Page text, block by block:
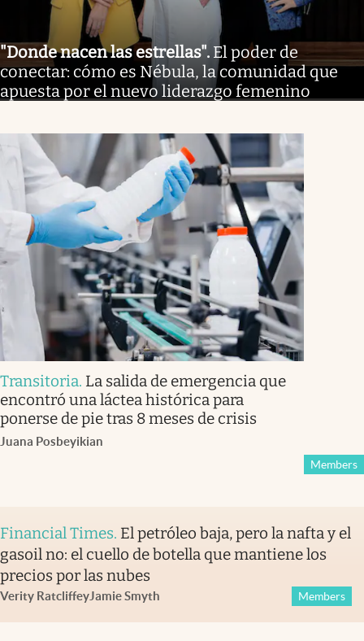
"Donde nacen las estrellas". El poder de
conectar: cómo es Nébula, la comunidad que
apuesta por el nuevo liderazgo femenino
Transitoria. La salida de emergencia que
encontró una láctea histórica para
ponerse de pie tras 8 meses de crisis
Juana Posbeyikian
Members
Financial Times. El petróleo baja, pero la nafta y el
gasoil no: el cuello de botella que mantiene los
precios por las nubes
Verity RatcliffeyJamie Smyth Members